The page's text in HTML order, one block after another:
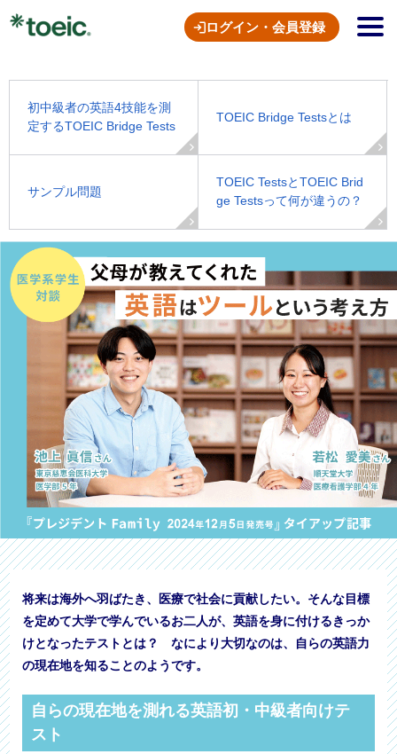
ログイン・会員登録
初中級者の英語4技能を測
定するTOEIC Bridge Tests
TOEIC Bridge Testsとは
サンプル問題
TOEIC TestsとTOEIC Brid
ge Testsって何が違うの？
将来は海外へ羽ばたき、医療で社会に貢献したい。そんな目標
を定めて大学で学んでいるお二人が、英語を身に付けるきっか
けとなったテストとは？ なにより大切なのは、自らの英語力
の現在地を知ることのようです。
自らの現在地を測れる英語初・中級者向けテ
スト